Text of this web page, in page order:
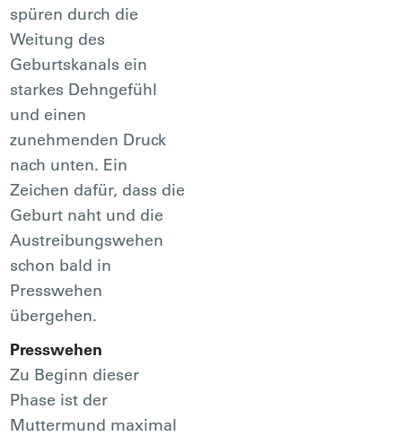
spüren durch die
Weitung des
Geburtskanals ein
starkes Dehngefühl
und einen
zunehmenden Druck
nach unten. Ein
Zeichen dafür, dass die
Geburt naht und die
Austreibungswehen
schon bald in
Presswehen
übergehen.
Presswehen
Zu Beginn dieser
Phase ist der
Muttermund maximal